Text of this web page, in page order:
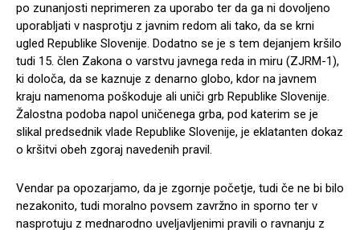
po zunanjosti neprimeren za uporabo ter da ga ni dovoljeno
uporabljati v nasprotju z javnim redom ali tako, da se krni
ugled Republike Slovenije. Dodatno se je s tem dejanjem kršilo
tudi 15. člen Zakona o varstvu javnega reda in miru (ZJRM-1),
ki določa, da se kaznuje z denarno globo, kdor na javnem
kraju namenoma poškoduje ali uniči grb Republike Slovenije.
Žalostna podoba napol uničenega grba, pod katerim se je
slikal predsednik vlade Republike Slovenije, je eklatanten dokaz
o kršitvi obeh zgoraj navedenih pravil.
Vendar pa opozarjamo, da je zgornje početje, tudi če ne bi bilo
nezakonito, tudi moralno povsem zavržno in sporno ter v
nasprotuju z mednarodno uveljavljenimi pravili o ravnanju z